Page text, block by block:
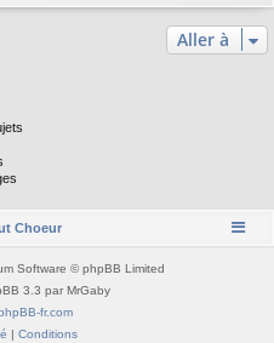
h
e
Aller à
Choeur
Software © phpBB Limited
3.3 par MrGaby
fr.com
| Conditions